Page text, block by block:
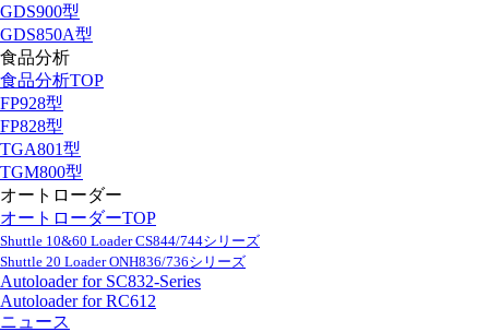
GDS900型
GDS850A型
食品分析
食品分析TOP
FP928型
FP828型
TGA801型
TGM800型
オートローダー
オートローダーTOP
Shuttle 10&60 Loader CS844/744シリーズ
Shuttle 20 Loader ONH836/736シリーズ
Autoloader for SC832-Series
Autoloader for RC612
ニュース